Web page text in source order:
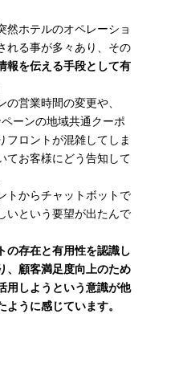
然ホテルのオペレーショ
れる事が多々あり、その
報を伝える手段として有
営業時間の変更や、
ーンの地域共通クーポ
フロントが混雑してしま
てお客様にどう告知して
トからチャットボットで
いという要望が出たんで
の存在と有用性を認識し
、顧客満足度向上のため
用しようという意識が他
うに感じています。